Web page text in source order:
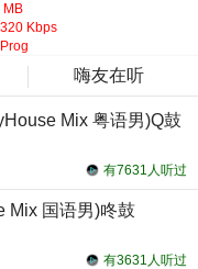
MB
320 Kbps
嗨友在听
Mix 粤语男)Q鼓
有7631人听过
Mix 国语男)咚鼓
有3631人听过